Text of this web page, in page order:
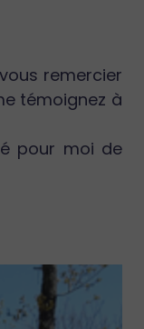
remercier
témoignez à
pour moi de